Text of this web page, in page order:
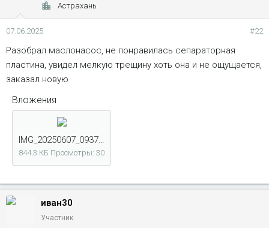
Астрахань
07.06.2025 #22
Разобрал маслонасос, не понравилась сепараторная
пластина, увидел мелкую трещину хоть она и не ощущается,
заказал новую
Вложения
IMG_20250607_093747.jpg
844.3 КБ Просмотры: 30
иван30
Участник